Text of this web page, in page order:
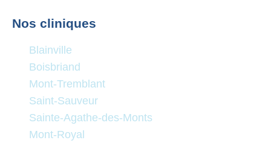
Nos cliniques
Blainville
Boisbriand
Mont-Tremblant
Saint-Sauveur
Sainte-Agathe-des-Monts
Mont-Royal